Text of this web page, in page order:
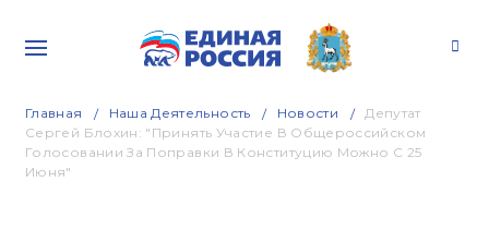
Главная Наша Деятельность Новости
Депутат
Сергей Блохин: "Принять Участие В Общероссийском
Голосовании За Поправки В Конституцию Можно С 25
Июня"